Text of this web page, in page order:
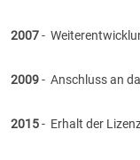
2007-
2009- Anschluss an
2015- Erhalt der